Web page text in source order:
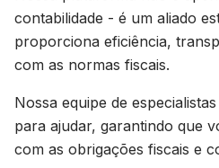
contabilidade - é um aliado
proporciona eficiência,
com as normas fiscais.
Nossa equipe de
para ajudar, garantindo que
com as obrigações fiscais e